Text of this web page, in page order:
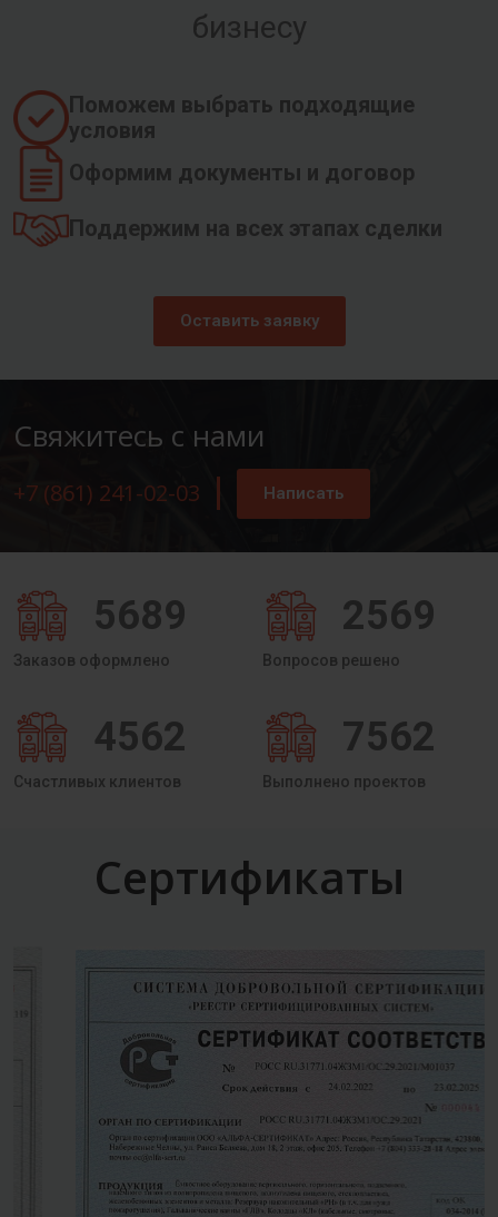
бизнесу
Поможем выбрать подходящие
условия
Оформим документы и договор
Поддержим на всех этапах сделки
Оставить заявку
Свяжитесь с нами
+7 (861) 241-02-03 Написать
5689
Заказов оформлено
2569
Вопросов решено
4562
Счастливых клиентов
7562
Выполнено проектов
Сертификаты